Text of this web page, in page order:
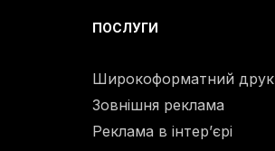
ПОСЛУГИ
Широкоформатний друк
Зовнішня реклама
Реклама в інтер’єрі